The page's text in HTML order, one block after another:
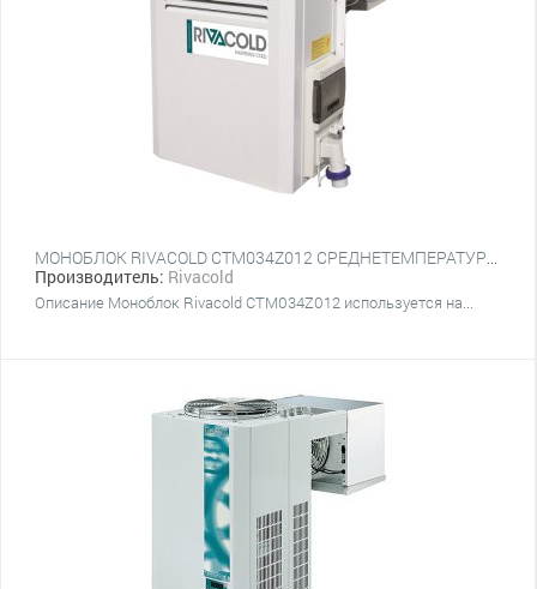
МОНОБЛОК RIVACOLD CTM034Z012 СРЕДНЕТЕМПЕРАТУРНЫЙ НАСТЕННЫЙ
Производитель: Rivacold
Описание Моноблок Rivacold CTM034Z012 используется на...